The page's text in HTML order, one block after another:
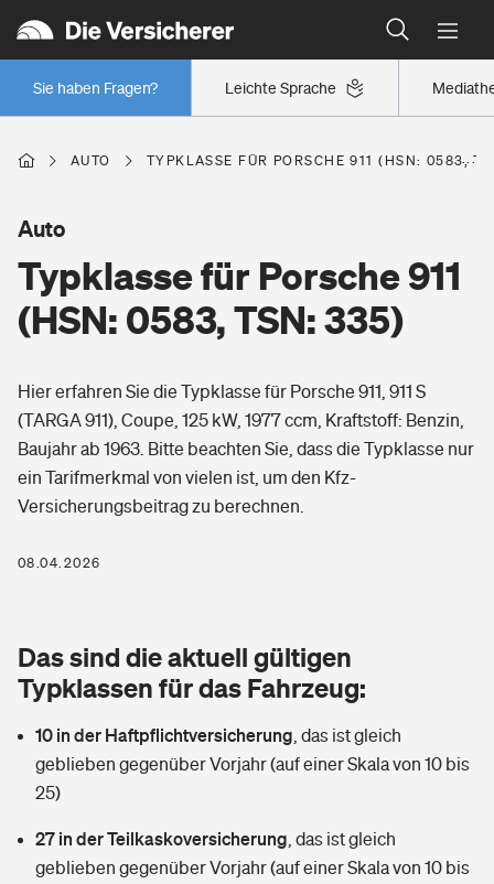
Leichte Sprache
Sie haben Fragen?
Wer versichert was: Jetzt Versicherer finden
Regionalklassen: So ist Ihre Region eingestuft
Wer versichert was: Jetzt Versicherer finden
Berufsunfähigkeitsversicherung
Erwerbsunfähigkeitsversicherung
Grundfähigkeitsversicherung
Arbeitsrechtsschutz
Berufshaftpflichtversicherung
Zur Übersicht
Tools
Wer versichert was: Jetzt Versicherer finden
Sie haben Fragen?
Wohnen
Hausratversicherung
Glasversicherung
Mietkautionsversicherung
Restkreditversicherung
Freizeit
Pri­vate Haft­pflicht­
Kinderunfall­ver­si­che­rung
Kinderinvalidität
Hundehalter-Haftpflicht
Gesundheit
Private Krankenversicherung
Dread-Disease-Versicherung
Tierkrankenversicherung
Zur Übersicht
Tools
AUTO TYPKLASSE FÜR PORSCHE 911 (HSN: 0583,
Typklasse für Porsche 911
(HSN: 0583, TSN: 335)
Auto
Hier erfahren Sie die Typklasse für Porsche 911, 911 S
(TARGA 911), Coupe, 125 kW, 1977 ccm, Kraftstoff: Benzin,
Baujahr ab 1963. Bitte beachten Sie, dass die Typklasse nur
ein Tarifmerkmal von vielen ist, um den Kfz-
Versicherungsbeitrag zu berechnen.
08.04.2026
Das sind die aktuell gültigen
Typklassen für das Fahrzeug:
10 in der Haftpflichtversicherung das ist gleich
geblieben gegenüber Vorjahr (auf einer Skala von 10 bis
25)
27 in der Teilkaskoversicherung das ist gleich
geblieben gegenüber Vorjahr (auf einer Skala von 10 bis